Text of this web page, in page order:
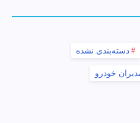
دسته‌بندی نشده
خودرو